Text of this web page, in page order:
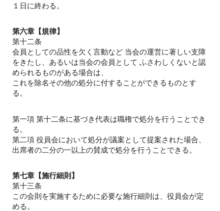
１日に終わる。
第六章【規律】
第十二条
会員としての品性を欠く言動など 当会の運営に著しい支障
をきたし、あるいは当会の会員として ふさわしくないと認
められるものがある場合は、
これを除名その他の処分に付することができるものとす
る。
第一項 第十二条に基づき代表は職権で処分を行うことでき
る。
第二項 役員会において処分が議案として提案された場合、
出席者の二分の一以上の賛成で処分を行うことできる。
第七章【施行細則】
第十三条
この会則を実施するために必要な施行細則は、役員会が定
める。